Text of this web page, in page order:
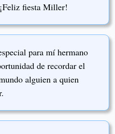
fiesta Miller!
para mí hermano
de recordar el
alguien a quien